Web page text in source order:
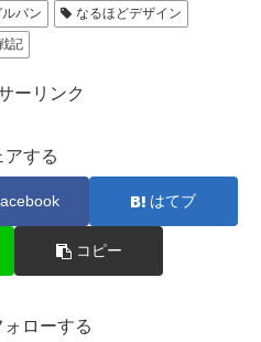
ルパン
なるほどデザイン
記
ーリンク
アする
はてブ
コピー
ローする